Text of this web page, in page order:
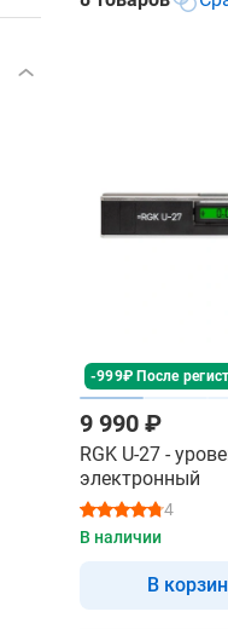
-999₽ После
9 990 ₽
RGK U-27 -
электронный
4
В наличии
В